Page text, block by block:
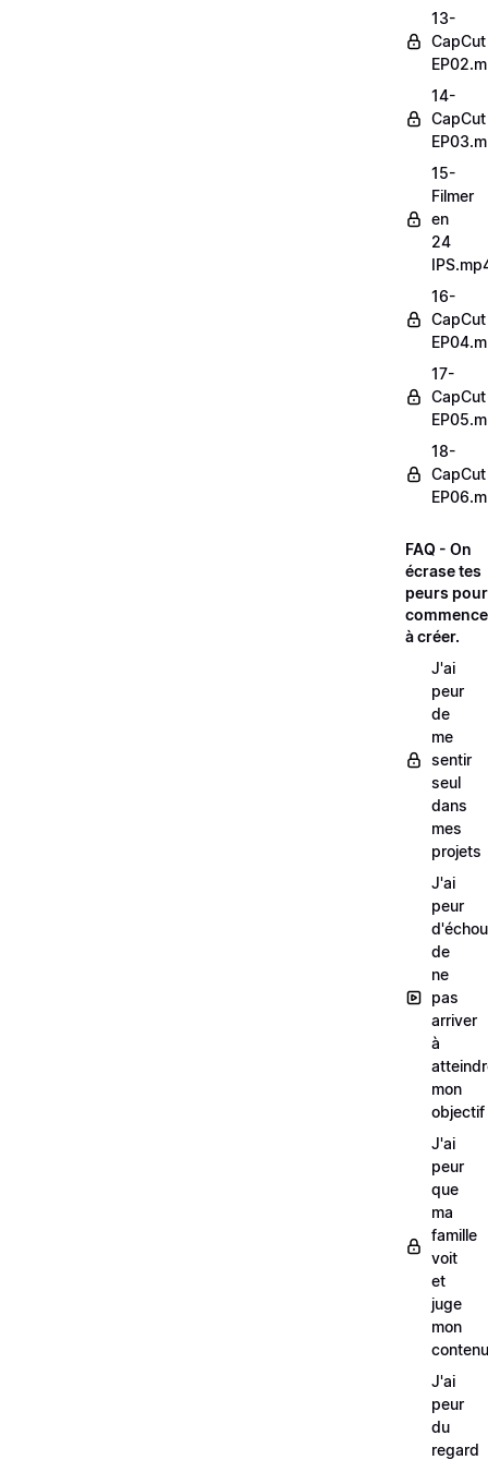
13-
CapCut
14-
CapCut
15-
Filmer
en
24
16-
CapCut
17-
CapCut
18-
CapCut
FAQ - On
écrase tes
peurs pour
à créer.
J'ai
peur
de
me
sentir
seul
dans
mes
projets
J'ai
peur
de
ne
pas
arriver
à
mon
objectif
J'ai
peur
que
ma
famille
voit
et
juge
mon
contenu
J'ai
peur
du
regard